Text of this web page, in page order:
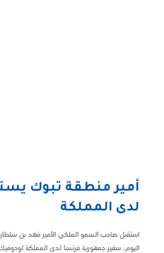
أمير منطقة تبوك
لدى المملكة
استقبل صاحب السمو الملكي الأمير فهد بن سلطان
اليوم، سفير جمهورية فرنسا لدى المملكة